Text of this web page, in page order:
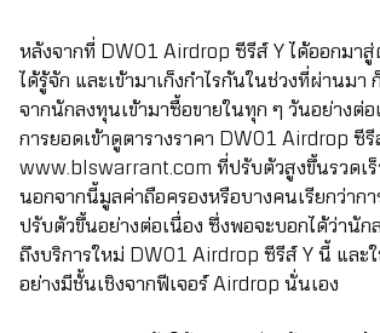
หลังจากที่ DW01 Airdrop ซีรีส์ Y ได้ออกมา
ได้รู้จัก และเข้ามาเก็งกำไรกันในช่วงที่ผ่านมา
จากนักลงทุนเข้ามาซื้อขายในทุก ๆ วันอย่างต่
การยอดเข้าดูตารางราคา DW01 Airdrop ซี
www.blswarrant.comที่ปรับตัวสูงขึ้นรวดเ
นอกจากนี้มูลค่าถือครองหรือบางคนเรียกว่าก
ปรับตัวขึ้นอย่างต่อเนื่อง ซึ่งพอจะบอกได้ว่านัก
ถึงบริการใหม่ DW01 Airdrop ซีรีส์ Y นี้ และ
อย่างมีชั้นเชิงจากฟีเจอร์ Airdrop นั่นเอง